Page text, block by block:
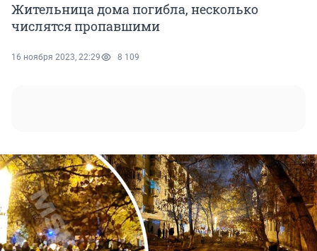
Жительница дома погибла, несколько
числятся пропавшими
16 ноября 2023, 22:29 8 109